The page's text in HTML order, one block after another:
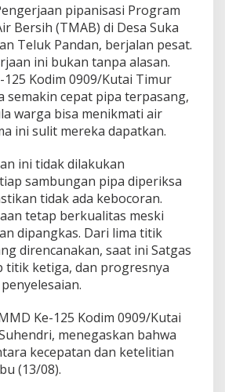
pipanisasi Program
Bersih (TMAB) di Desa Suka
Teluk Pandan, berjalan pesat.
ini bukan tanpa alasan.
Kodim 0909/Kutai Timur
semakin cepat pipa terpasang,
warga bisa menikmati air
ini sulit mereka dapatkan.
ini tidak dilakukan
sambungan pipa diperiksa
tidak ada kebocoran.
tetap berkualitas meski
dipangkas. Dari lima titik
direncanakan, saat ini Satgas
titik ketiga, dan progresnya
Ke-125 Kodim 0909/Kutai
menegaskan bahwa
kecepatan dan ketelitian
(13/08).